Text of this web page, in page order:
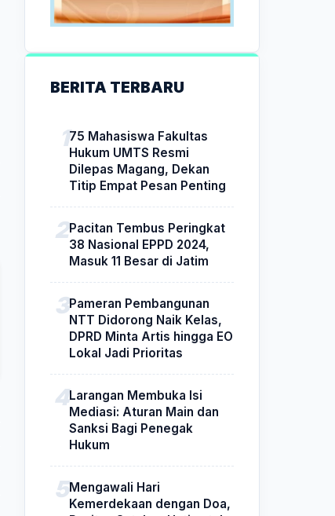
BERITA TERBARU
75 Mahasiswa Fakultas
Hukum UMTS Resmi
Dilepas Magang, Dekan
Titip Empat Pesan Penting
Pacitan Tembus Peringkat
38 Nasional EPPD 2024,
Masuk 11 Besar di Jatim
Pameran Pembangunan
NTT Didorong Naik Kelas,
DPRD Minta Artis hingga EO
Lokal Jadi Prioritas
Larangan Membuka Isi
Mediasi: Aturan Main dan
Sanksi Bagi Penegak
Hukum
Mengawali Hari
Kemerdekaan dengan Doa,